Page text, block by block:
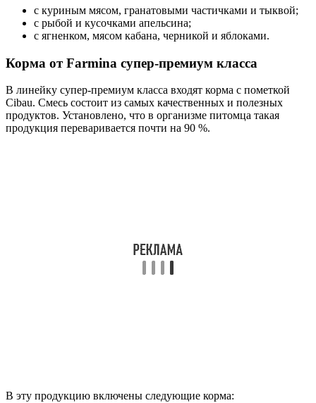
с куриным мясом, гранатовыми частичками и тыквой;
с рыбой и кусочками апельсина;
с ягненком, мясом кабана, черникой и яблоками.
Корма от Farmina супер-премиум класса
В линейку супер-премиум класса входят корма с пометкой
Cibau. Смесь состоит из самых качественных и полезных
продуктов. Установлено, что в организме питомца такая
продукция переваривается почти на 90 %.
В эту продукцию включены следующие корма: